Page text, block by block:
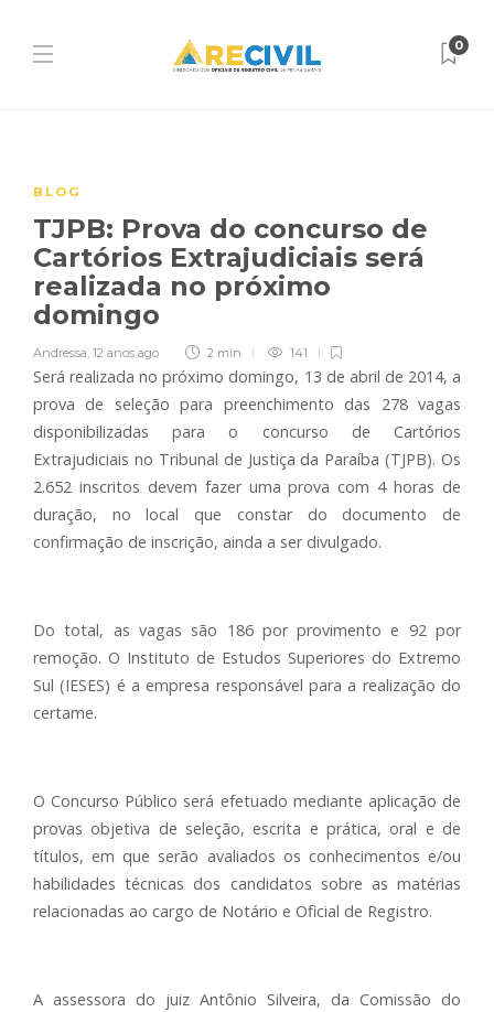
0
BLOG
TJPB: Prova do concurso de
Cartórios Extrajudiciais será
realizada no próximo
domingo
Andressa, 12 anos ago 2 min 141
Será realizada no próximo domingo, 13 de abril de 2014, a
prova de seleção para preenchimento das 278 vagas
disponibilizadas para o concurso de Cartórios
Extrajudiciais no Tribunal de Justiça da Paraíba (TJPB). Os
2.652 inscritos devem fazer uma prova com 4 horas de
duração, no local que constar do documento de
confirmação de inscrição, ainda a ser divulgado.
Do total, as vagas são 186 por provimento e 92 por
remoção. O Instituto de Estudos Superiores do Extremo
Sul (IESES) é a empresa responsável para a realização do
certame.
O Concurso Público será efetuado mediante aplicação de
provas objetiva de seleção, escrita e prática, oral e de
títulos, em que serão avaliados os conhecimentos e/ou
habilidades técnicas dos candidatos sobre as matérias
relacionadas ao cargo de Notário e Oficial de Registro.
A assessora do juiz Antônio Silveira, da Comissão do